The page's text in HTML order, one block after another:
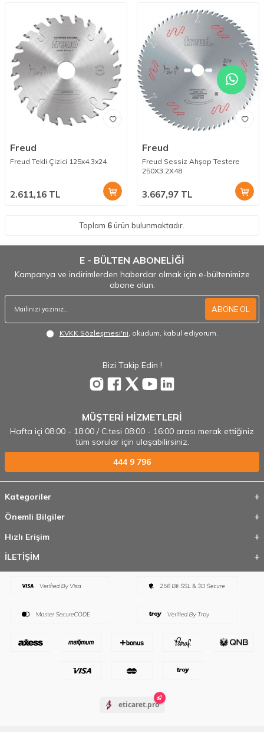
Freud
Freud Tekli Çizici 125x4.3x24
2.611,16 TL
Freud
Freud Sessiz Ahşap Testere
250X3.2X48
3.667,97 TL
Toplam 6 ürün bulunmaktadır.
E - BÜLTEN ABONELİĞİ
Kampanya ve indirimlerden haberdar olmak için e-bültenimize
abone olun.
ABONE OL
KVKK Sözleşmesi'ni, okudum, kabul ediyorum.
Bizi Takip Edin !
MÜŞTERİ HİZMETLERİ
Hafta içi 08:00 - 18:00 / C.tesi 08:00 - 16:00 arası merak ettiğiniz
tüm sorular için ulaşabilirsiniz.
444 9 796
Kategoriler
Önemli Bilgiler
Hızlı Erişim
İLETİŞİM
eticaret.pro